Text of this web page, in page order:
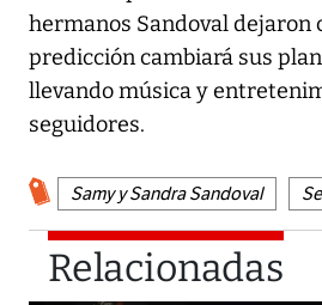
hermanos Sandoval dejaron
predicción cambiará sus
llevando música y
seguidores.
Samy y Sandra Sandoval
Relacionadas